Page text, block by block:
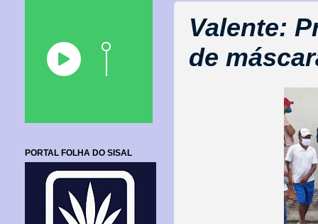
Valente:
de
PORTAL FOLHA DO SISAL